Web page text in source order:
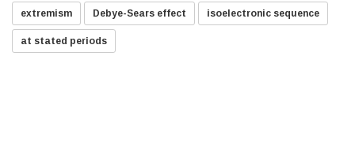
extremism Debye-Sears effect isoelectronic sequence
at stated periods